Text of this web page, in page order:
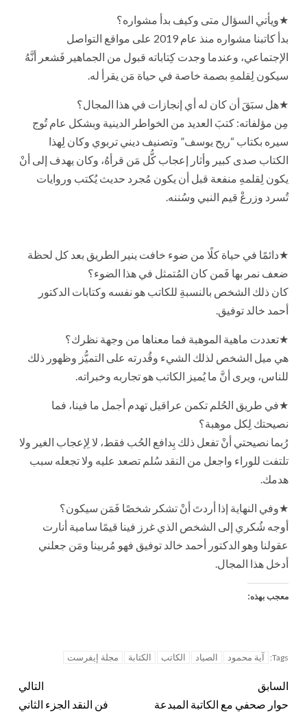
★ويأتي السؤال متى وكيف بدأ مشواره؟
بدأ كاتبنا مشواره منذ عام 2019 على مواقع التواصل
الإجتماعي، وعندما وجدت كِتاباته قبول من الجماهير فَشعر أنَّهُ
سيكون لِقلمهِ بصمة خاصة في حياة مَن يقرأ له.
★هل سبَقَ أن كان له أي إنجازات في هذا المجال؟
مِن مؤلفاته: كتبَ العديد من الخواطر الدينية وبشكل عام تُوج
سيره بكتاب “ريح يوسف” وتصنيف ديني تربوي وكان لِهذا
الكتاب صدى كبير وأثار إعجاب كُّل مَن قرأهُ، وكان يهدف إلى أنْ
يكون لِقلمهِ منفعة قبل أن يكون مُجرد حديث يُكتب وروايات
تُسرد وزرعْ قيم النبي وسُننه.
★دائمًا في حياة كلًا من ضوء خافت ينير الطريق بعد كل لحظة
ضعف نمر بها فَمن كان المُتمثل في هذا الضوء؟
كان ذلك الشخص بالنسبةِ للكاتب هو نفسه وكتابات الدكتور
أحمد خالد توفيق.
★تعددت ماهية الموهبة فما معناها من وجهة نظرك؟
هي ميل الشخص لذلك الشيء وقُدرته على التميُّز وظهور ذلك
للناس، ويرى أنَّ ما يُميز الكاتب هو تجاربه وخبراته.
★في طريق الحُلم تكمن عراقيل تهدم أجمل ما فينا، فما
نصيحتك لِكل موهبة؟
رُبما نصيحتي أنْ تفعل ذلك بِدافع الحُب فقط، لا لِإعجاب الغير ولا
تلتفت للوراء واجعل من النقد سُلم تصعد عليه ولا تجعله سبب
هدمك.
★وفي النهاية إذا أردتَ أنْ تشكر شخصًا فَمَن سيكون؟
أوجه شُكري إلى الشخص الذي غرز فينا قيمًا سامية أنارت
عقولنا وهو الدكتور أحمد خالد توفيق فهو مُربينا ومَن جعلني
أدخل هذا المجال.
معجب بهذه:
Tags: آية محمود الصياد الكاتب الكتابة مجلة إيفرست
السابق
حوار صحفي مع الكاتبة المبدعة
التالي
فن النقد الجزء الثاني